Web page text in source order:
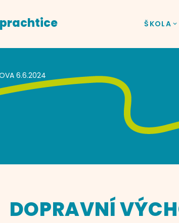
ŠKOLA
6.6.2024
DOPRAVNÍ